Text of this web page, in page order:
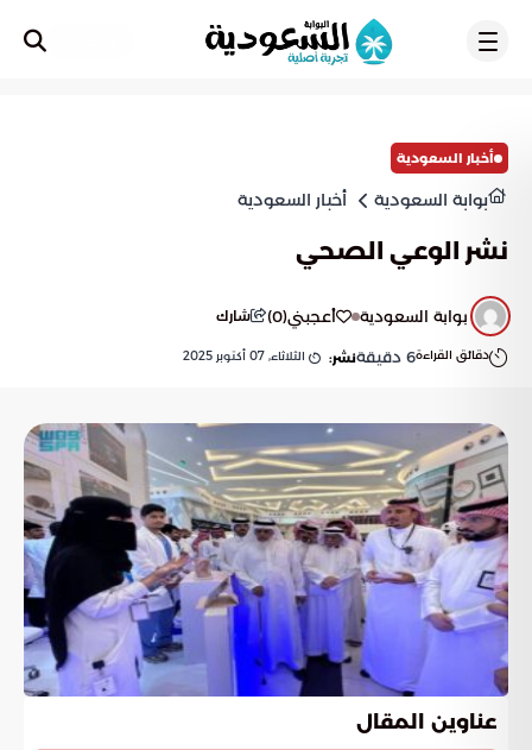
أخبار السعودية
بوابة السعودية أخبار السعودية
نشر الوعي الصحي
بوابة السعودية أعجبني(
0
) شارك
دقائق القراءة6 دقيقةنشر: الثلاثاء, 07 أكتوبر 2025
عناوين المقال